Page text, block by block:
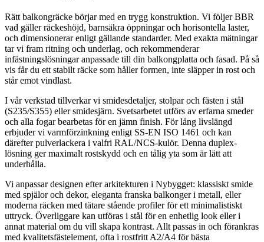
Rätt balkongräcke börjar med en trygg konstruktion. Vi följer BBR
vad gäller räckeshöjd, barnsäkra öppningar och horisontella laster,
och dimensionerar enligt gällande standarder. Med exakta mätningar
tar vi fram ritning och underlag, och rekommenderar
infästningslösningar anpassade till din balkongplatta och fasad. På så
vis får du ett stabilt räcke som håller formen, inte släpper in rost och
står emot vindlast.
I vår verkstad tillverkar vi smidesdetaljer, stolpar och fästen i stål
(S235/S355) eller smidesjärn. Svetsarbetet utförs av erfarna smeder
och alla fogar bearbetas för en jämn finish. För lång livslängd
erbjuder vi varmförzinkning enligt SS-EN ISO 1461 och kan
därefter pulverlackera i valfri RAL/NCS-kulör. Denna duplex-
lösning ger maximalt rostskydd och en tålig yta som är lätt att
underhålla.
Vi anpassar designen efter arkitekturen i Nybygget: klassiskt smide
med spjälor och dekor, eleganta franska balkonger i metall, eller
moderna räcken med tätare stående profiler för ett minimalistiskt
uttryck. Överliggare kan utföras i stål för en enhetlig look eller i
annat material om du vill skapa kontrast. Allt passas in och förankras
med kvalitetsfästelement, ofta i rostfritt A2/A4 för bästa